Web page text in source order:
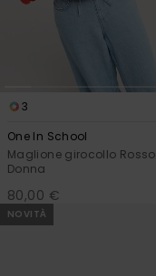
3
One In School
Maglione girocollo Rosso
Donna
80,00 €
NOVITÀ